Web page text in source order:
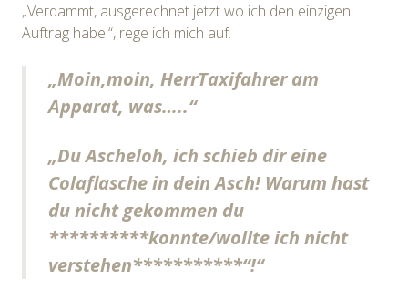
„Verdammt, ausgerechnet jetzt wo ich den einzigen
Auftrag habe!“, rege ich mich auf.
„Moin,moin, HerrTaxifahrer am
Apparat, was…..“
„Du Ascheloh, ich schieb dir eine
Colaflasche in dein Asch! Warum hast
du nicht gekommen du
**********konnte/wollte ich nicht
verstehen***********“!“